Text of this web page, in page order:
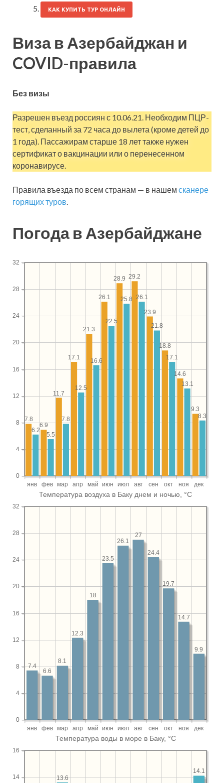
КАК КУПИТЬ ТУР ОНЛАЙН
Виза в Азербайджан и
COVID-правила
Без визы
Разрешен въезд россиян с 10.06.21. Необходим ПЦР-
тест, сделанный за 72 часа до вылета (кроме детей до
1 года). Пассажирам старше 18 лет также нужен
сертификат о вакцинации или о перенесенном
коронавирусе.
Правила въезда по всем странам — в нашем сканере
горящих туров.
Погода в Азербайджане